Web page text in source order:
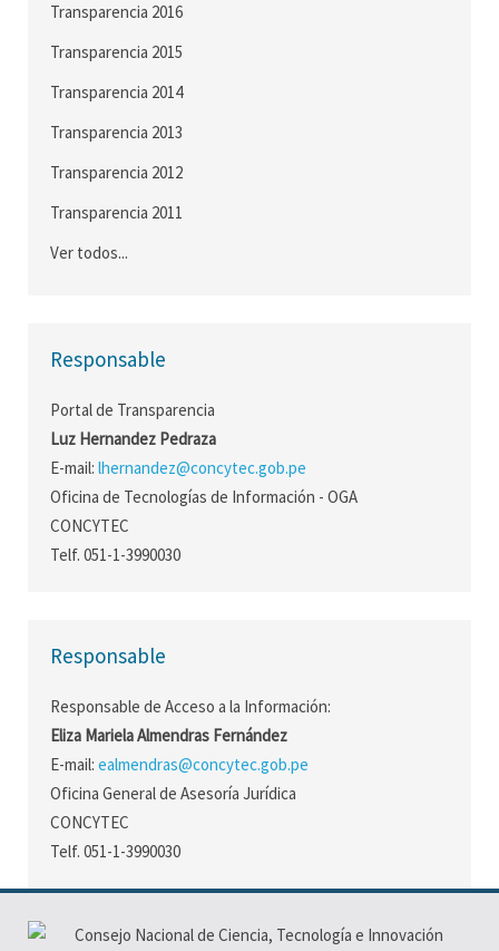
Transparencia 2016
Transparencia 2015
Transparencia 2014
Transparencia 2013
Transparencia 2012
Transparencia 2011
Ver todos...
Responsable
Portal de Transparencia
Luz Hernandez Pedraza
E-mail: lhernandez@concytec.gob.pe
Oficina de Tecnologías de Información - OGA
CONCYTEC
Telf. 051-1-3990030
Responsable
Responsable de Acceso a la Información:
Eliza Mariela Almendras Fernández
E-mail: ealmendras@concytec.gob.pe
Oficina General de Asesoría Jurídica
CONCYTEC
Telf. 051-1-3990030